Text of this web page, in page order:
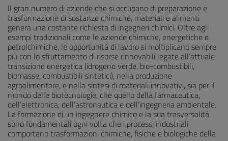
Il gran numero di aziende che si occupano di preparazione e
trasformazione di sostanze chimiche, materiali e alimenti
genera una costante richiesta di ingegneri chimici. Oltre agli
esempi tradizionali come le aziende chimiche, energetiche e
petrolchimiche, le opportunità di lavoro si moltiplicano sempre
più con lo sfruttamento di risorse rinnovabili legate all‘attuale
transizione energetica (idrogeno verde, bio-combustibili,
biomasse, combustibili sintetici), nella produzione
agroalimentare, e nella sintesi di materiali innovativi, sia per il
mondo delle biotecnologie, che quello della farmaceutica,
dell’elettronica, dell’astronautica e dell’ingegneria ambientale.
La formazione di un ingegnere chimico e la sua trasversalità
sono fondamentali ogni volta che i processi industriali
comportano trasformazioni chimiche, fisiche e biologiche della